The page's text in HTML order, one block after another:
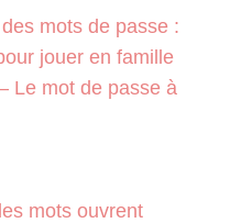
mots de passe :
jouer en famille
Le mot de passe à
mots ouvrent